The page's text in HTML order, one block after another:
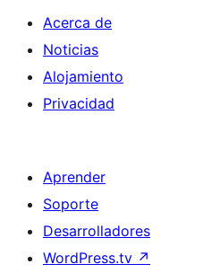
Acerca de
Noticias
Alojamiento
Privacidad
Aprender
Soporte
Desarrolladores
WordPress.tv ↗